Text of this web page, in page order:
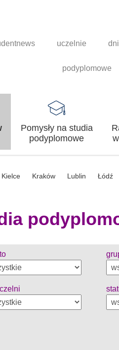
uczelnie
podyplomowe
Pomysły na studia
podyplomowe
Kielce Kraków Lublin Łódź